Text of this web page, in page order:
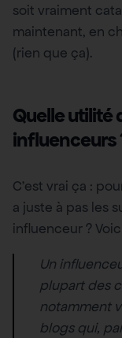
soit vraiment
maintenant, en
(rien que ça).
Quelle utilité
influenceurs
C’est vrai ça :
a juste à pas les
influenceur ?
Un
plupart des
notamment
blogs qui,